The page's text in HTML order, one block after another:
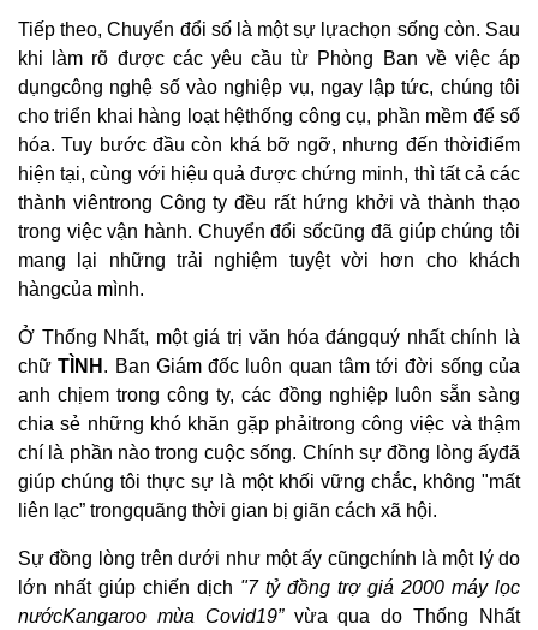
CHƯƠNG
TRÌNH
DỊCH
VỤ
NGHIỆM
HAY
GIỚI
THIỆU
Tiếp theo, Chuyển đổi số là một sự lựachọn sống còn. Sau
khi làm rõ được các yêu cầu từ Phòng Ban về việc áp
dụngcông nghệ số vào nghiệp vụ, ngay lập tức, chúng tôi
cho triển khai hàng loạt hệthống công cụ, phần mềm để số
hóa. Tuy bước đầu còn khá bỡ ngỡ, nhưng đến thờiđiểm
hiện tại, cùng với hiệu quả được chứng minh, thì tất cả các
thành viêntrong Công ty đều rất hứng khởi và thành thạo
trong việc vận hành. Chuyển đổi sốcũng đã giúp chúng tôi
mang lại những trải nghiệm tuyệt vời hơn cho khách
hàngcủa mình.
Ở Thống Nhất, một giá trị văn hóa đángquý nhất chính là
chữTÌNH . Ban Giám đốc luôn quan tâm tới đời sống của
anh chịem trong công ty, các đồng nghiệp luôn sẵn sàng
chia sẻ những khó khăn gặp phảitrong công việc và thậm
chí là phần nào trong cuộc sống. Chính sự đồng lòng ấyđã
giúp chúng tôi thực sự là một khối vững chắc, không "mất
liên lạc” trongquãng thời gian bị giãn cách xã hội.
Sự đồng lòng trên dưới như một ấy cũngchính là một lý do
lớn nhất giúp chiến dịch "7 tỷ đồng trợ giá 2000 máy lọc
nướcKangaroo mùa Covid19” vừa qua do Thống Nhất